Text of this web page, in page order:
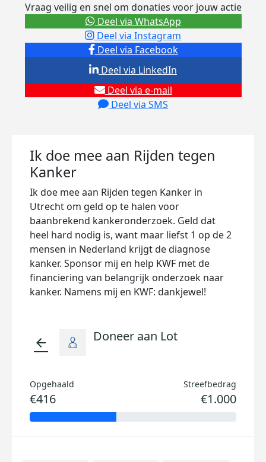
Vraag veilig en snel om donaties voor jouw actie
Deel via Facebook
Deel via Instagram
Deel via e-mail
Deel via SMS
Deel via LinkedIn
Deel via WhatsApp
Ik doe mee aan Rijden tegen
Kanker
Ik doe mee aan Rijden tegen Kanker in
Utrecht om geld op te halen voor
baanbrekend kankeronderzoek. Geld dat
heel hard nodig is, want maar liefst 1 op de 2
mensen in Nederland krijgt de diagnose
kanker. Sponsor mij en help KWF met de
financiering van belangrijk onderzoek naar
kanker. Namens mij en KWF: dankjewel!
arrow_back Doneer aan Lot
Opgehaald
€416
Streefbedrag
€1.000